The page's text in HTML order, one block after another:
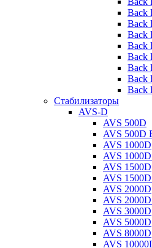
Back
Back
Back
Back
Back
Back
Back
Back
Стабилизаторы
AVS-D
AVS 500D
AVS 500D
AVS 1000D
AVS
AVS 1500D
AVS
AVS 2000D
AVS
AVS 3000D
AVS 5000D
AVS 8000D
AVS